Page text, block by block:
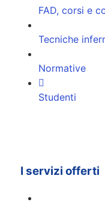
FAD, corsi e
Tecniche
Normative
Studenti
I servizi offerti